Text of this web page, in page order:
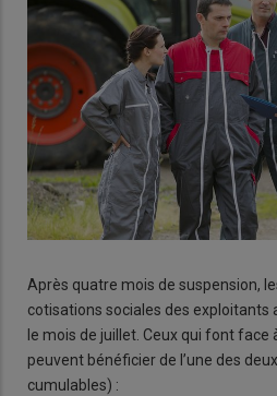
Après quatre mois de suspension,
cotisations sociales des exploitants
le mois de juillet. Ceux qui font
peuvent bénéficier de l’une des
cumulables) :